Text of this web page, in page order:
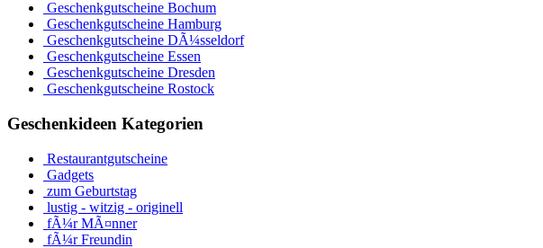
Geschenkgutscheine Bochum
Geschenkgutscheine Hamburg
Geschenkgutscheine DÃ¼sseldorf
Geschenkgutscheine Essen
Geschenkgutscheine Dresden
Geschenkgutscheine Rostock
Geschenkideen Kategorien
Restaurantgutscheine
Gadgets
zum Geburtstag
lustig - witzig - originell
fÃ¼r MÃ¤nner
fÃ¼r Freundin